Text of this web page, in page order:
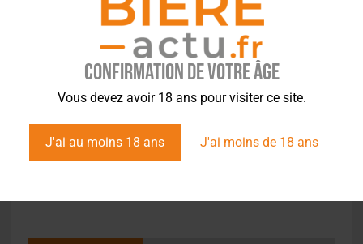
Confirmation de votre âge
Vous devez avoir 18 ans pour visiter ce site.
J'ai au moins 18 ans J'ai moins de 18 ans